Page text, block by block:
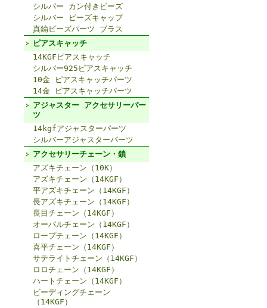
シルバー カン付きビーズ
シルバー ビーズキャップ
真鍮ビーズパーツ ブラス
ピアスキャッチ
14KGFピアスキャッチ
シルバー925ピアスキャッチ
10金 ピアスキャッチパーツ
14金 ピアスキャッチパーツ
アジャスター アクセサリーパー
ツ
14kgfアジャスターパーツ
シルバーアジャスターパーツ
アクセサリーチェーン・鎖
アズキチェーン（10K）
アズキチェーン（14KGF）
平アズキチェーン（14KGF）
長アズキチェーン（14KGF）
長目チェーン（14KGF）
オーバルチェーン（14KGF）
ロープチェーン（14KGF）
喜平チェーン（14KGF）
サテライトチェーン（14KGF）
ロロチェーン（14KGF）
ハートチェーン（14KGF）
ビーディングチェーン
（14KGF）